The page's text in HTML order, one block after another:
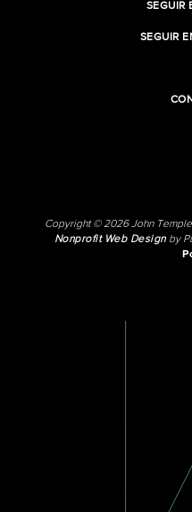
SEGUIR
SEGUIR
Copyright © 2026 John
Nonprofit Web Designby